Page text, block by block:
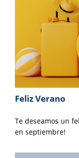
Feliz Verano
Te deseamos un
en septiembre!